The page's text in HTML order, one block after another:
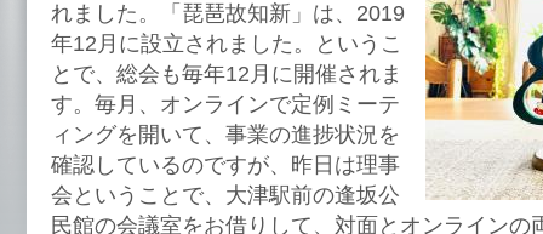
れました。「琵琶故知新」は、2019
年12月に設立されました。というこ
とで、総会も毎年12月に開催されま
す。毎月、オンラインで定例ミーテ
ィングを開いて、事業の進捗状況を
確認しているのですが、昨日は理事
会ということで、大津駅前の逢坂公
民館の会議室をお借りして、対面とオンラインの